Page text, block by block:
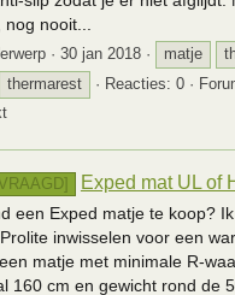
nog nooit...
30 jan 2018 matje
thermarest Reacties: 0
Exped mat UL of
een Exped matje te koop?
inwisselen voor een
matje met minimale R-
160 cm en gewicht rond de